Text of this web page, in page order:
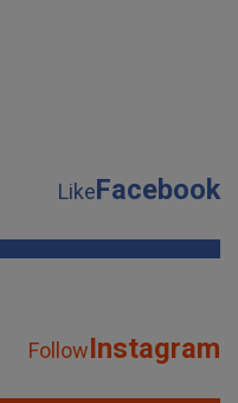
LikeFacebook
FollowInstagram